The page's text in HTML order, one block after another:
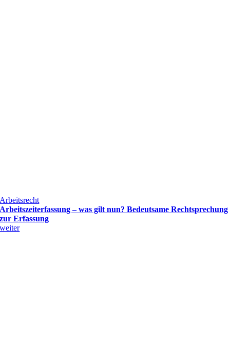
Arbeitsrecht
Arbeitszeiterfassung – was gilt nun? Bedeutsame Rechtsprechung
zur Erfassung
weiter